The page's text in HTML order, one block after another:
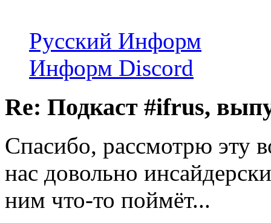
Русский Информ
Информ Discord
Re: Подкаст #ifrus,
Спасибо, рассмотрю эту
нас довольно
ним что-то поймёт...